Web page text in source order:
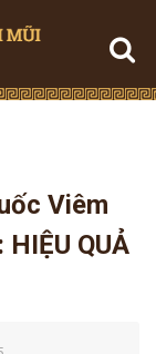
Viêm
QUẢ